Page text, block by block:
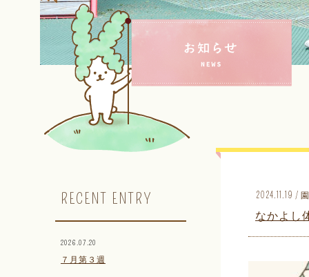
RECENT ENTRY
2026.07.20
７月第３週
2024.11.19 /
なかよし